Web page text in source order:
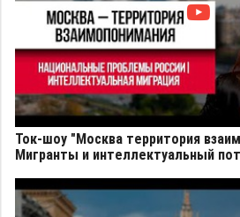
Ток-шоу "Москва территория
Мигранты и интеллектуальный